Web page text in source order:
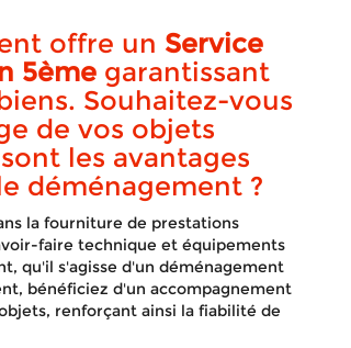
à
offre un Service
5èmegarantissant
Souhaitez-vous
de vos objets
les avantages
déménagement ?
la fourniture de prestations
faire technique et équipements
qu'il s'agisse d'un déménagement
bénéficiez d'un accompagnement
renforçant ainsi la fiabilité de